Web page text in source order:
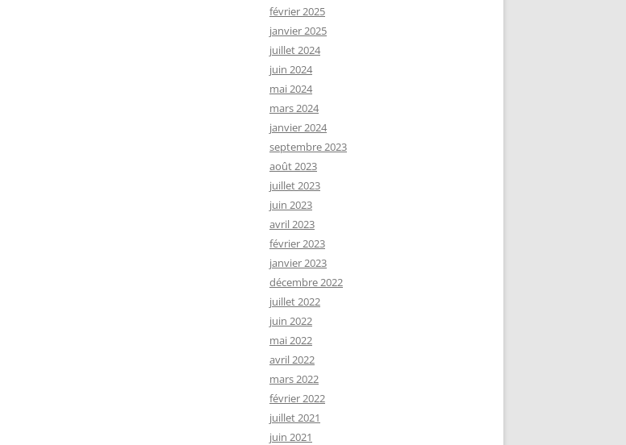
février 2025
janvier 2025
juillet 2024
juin 2024
mai 2024
mars 2024
janvier 2024
septembre 2023
août 2023
juillet 2023
juin 2023
avril 2023
février 2023
janvier 2023
décembre 2022
juillet 2022
juin 2022
mai 2022
avril 2022
mars 2022
février 2022
juillet 2021
juin 2021